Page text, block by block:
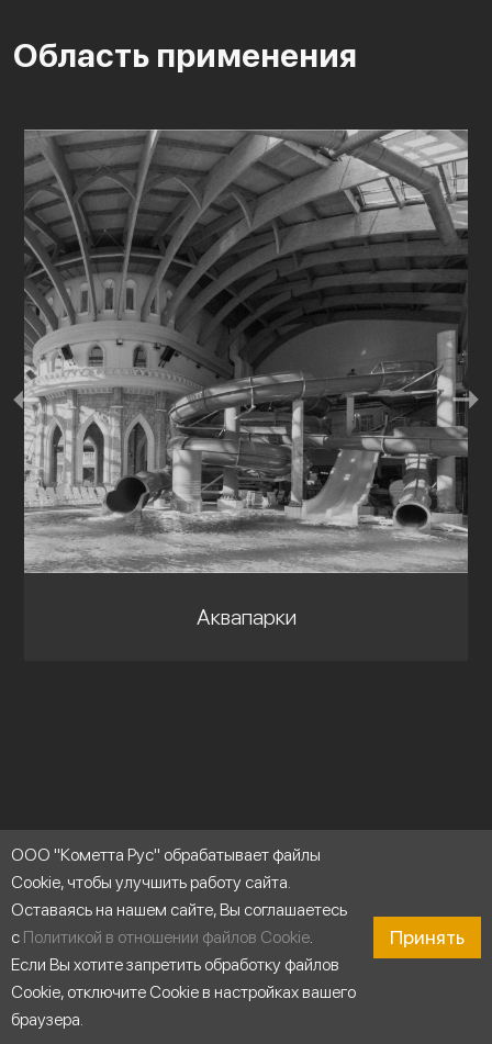
Область применения
Аквапарки
Продукты
Многоступенчатые горизонтальные насосы
Моноблочные насосы
Многоступенчатые вертикальные насосы
ООО "Кометта Рус" обрабатывает файлы
Cookie, чтобы улучшить работу сайта.
Оставаясь на нашем сайте, Вы соглашаетесь
с Политикой в отношении файлов Cookie.
Если Вы хотите запретить обработку файлов
Cookie, отключите Cookie в настройках вашего
браузера.
Принять